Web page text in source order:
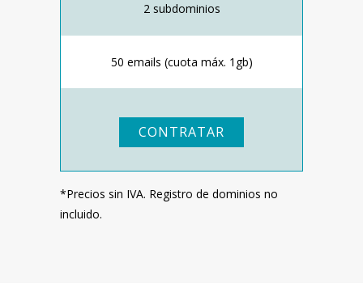
2 subdominios
50 emails (cuota máx. 1gb)
CONTRATAR
*Precios sin IVA. Registro de dominios no
incluido.